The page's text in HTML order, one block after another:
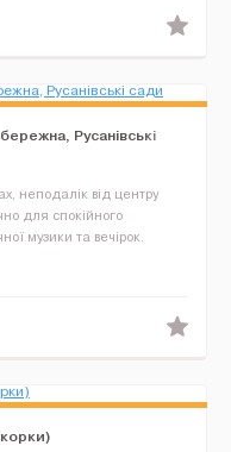
Русанівські
неподалік від центру
для спокійного
музики та вечірок.
в наявності...